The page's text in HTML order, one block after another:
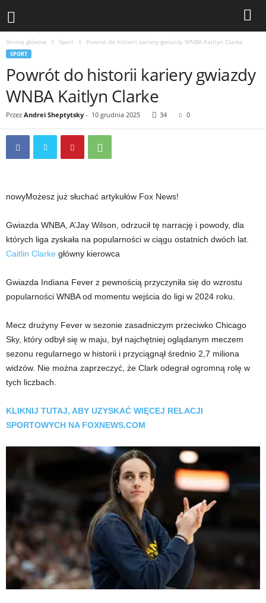
Strona główna Sport Powrót do historii kariery gwiazdy WNBA Kaitlyn Clarke
SPORT
Powrót do historii kariery gwiazdy
WNBA Kaitlyn Clarke
Przez Andrei Sheptytsky - 10 grudnia 2025 34 0
nowyMożesz już słuchać artykułów Fox News!
Gwiazda WNBA, A’Jay Wilson, odrzucił tę narrację i powody, dla
których liga zyskała na popularności w ciągu ostatnich dwóch lat.
Caitlin Clarke główny kierowca
Gwiazda Indiana Fever z pewnością przyczyniła się do wzrostu
popularności WNBA od momentu wejścia do ligi w 2024 roku.
Mecz drużyny Fever w sezonie zasadniczym przeciwko Chicago
Sky, który odbył się w maju, był najchętniej oglądanym meczem
sezonu regularnego w historii i przyciągnął średnio 2,7 miliona
widzów. Nie można zaprzeczyć, że Clark odegrał ogromną rolę w
tych liczbach.
KLIKNIJ TUTAJ, ABY UZYSKAĆ ​​WIĘCEJ RELACJI
SPORTOWYCH NA FOXNEWS.COM